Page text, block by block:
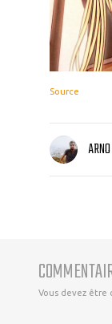
Source
Vous devez